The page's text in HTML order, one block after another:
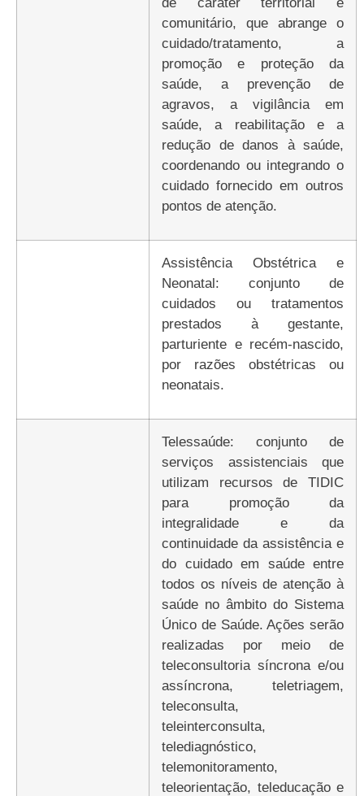
comunitário, que abrange o
cuidado/tratamento, a
promoção e proteção da
saúde, a prevenção de
agravos, a vigilância em
saúde, a reabilitação e a
redução de danos à saúde,
coordenando ou integrando o
cuidado fornecido em outros
pontos de atenção.
Assistência Obstétrica e
Neonatal: conjunto de
cuidados ou tratamentos
prestados à gestante,
parturiente e recém-nascido,
por razões obstétricas ou
neonatais.
Telessaúde: conjunto de
serviços assistenciais que
utilizam recursos de TIDIC
para promoção da
integralidade e da
continuidade da assistência e
do cuidado em saúde entre
todos os níveis de atenção à
saúde no âmbito do Sistema
Único de Saúde. Ações serão
realizadas por meio de
teleconsultoria síncrona e/ou
assíncrona, teletriagem,
teleconsulta,
teleinterconsulta,
telediagnóstico,
telemonitoramento,
teleorientação, teleducação e